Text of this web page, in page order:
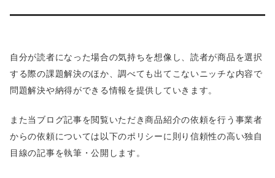
自分が読者になった場合の気持ちを想像し、読者が商品を選択
する際の課題解決のほか、調べても出てこないニッチな内容で
問題解決や納得ができる情報を提供していきます。
また当ブログ記事を閲覧いただき商品紹介の依頼を行う事業者
からの依頼については以下のポリシーに則り信頼性の高い独自
目線の記事を執筆・公開します。